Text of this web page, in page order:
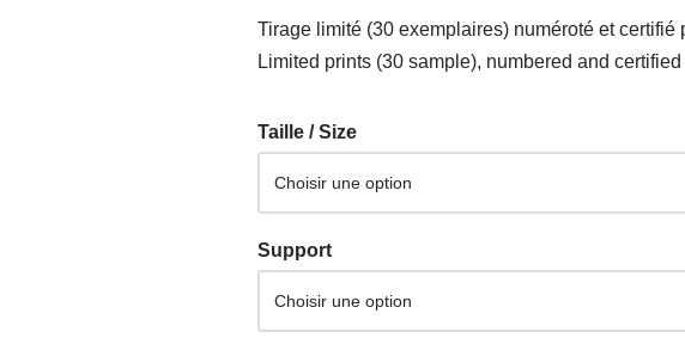
Tirage limité (30 exemplaires) numéroté et certifié
Limited prints (30 sample), numbered and certified
Taille / Size
Support